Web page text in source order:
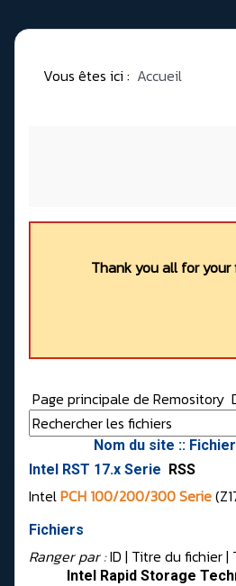
Vous êtes ici : Accueil
Thank you all for
Page principale de Remository
Nom du site ::
Intel RST 17.x Serie
RSS
IntelPCH 100/200/300 Serie
Fichiers
Ranger par :ID | Titre du fichier |
Intel Rapid Storage